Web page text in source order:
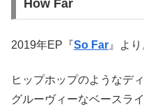
How Far
2019年EP『So Far 』より
ヒップホップのようなデ
グルーヴィーなベースラ